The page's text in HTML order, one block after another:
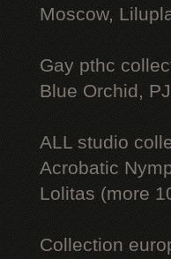
Moscow,
Gay рthс
Blue Orchid,
ALL studio
Acrobatic
Lоlitаs (more
Collection